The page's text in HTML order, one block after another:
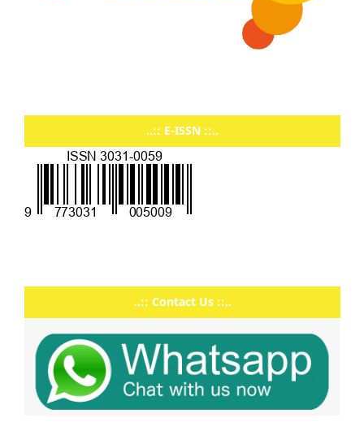
..:: E-ISSN ::..
..:: Contact Us ::..